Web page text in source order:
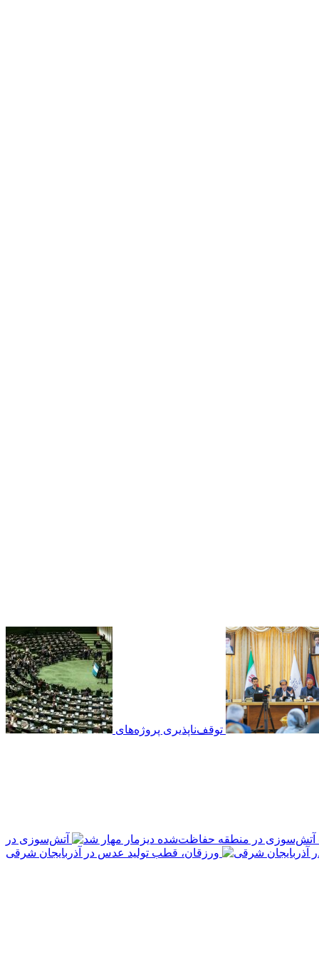
توقف‌ناپذیری پروژه‌های
آتش‌سوزی در
ورزقان، قطب تولید عدس در آذربایجان شرقی